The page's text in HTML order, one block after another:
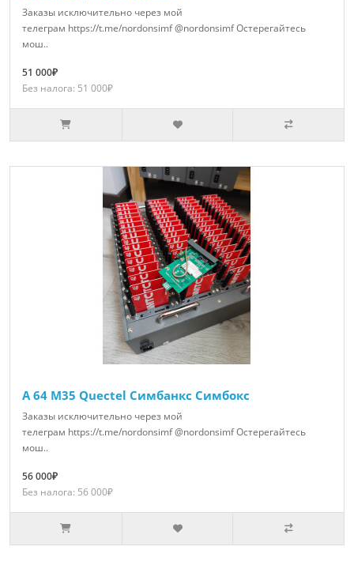
Заказы исключительно через мой
телеграм https://t.me/nordonsimf @nordonsimf Остерегайтесь
мош..
51 000₽
Без налога: 51 000₽
А 64 M35 Quectel Симбанкс Симбокс
Заказы исключительно через мой
телеграм https://t.me/nordonsimf @nordonsimf Остерегайтесь
мош..
56 000₽
Без налога: 56 000₽